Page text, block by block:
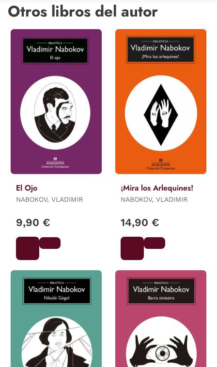
Otros libros del autor
El Ojo
NABOKOV, VLADIMIR
9,90 €
¡Mira los Arlequines!
NABOKOV, VLADIMIR
14,90 €